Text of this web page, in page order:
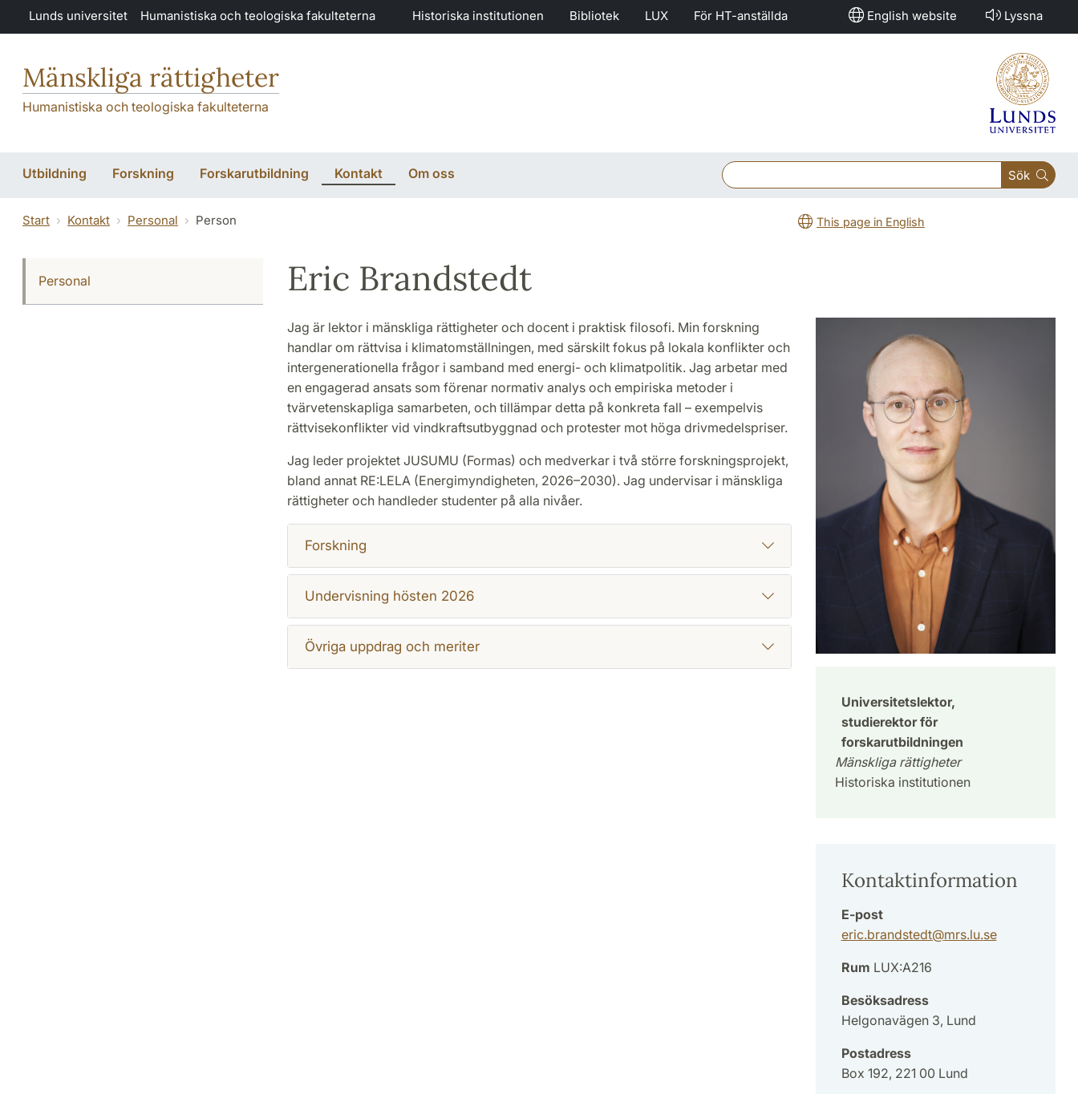
Hoppa till huvudinnehåll
Lunds universitet Humanistiska och teologiska fakulteterna Historiska institutionen Bibliotek LUX För HT-anställda English website Lyssna
Mänskliga rättigheter
Humanistiska och teologiska fakulteterna
Utbildning Forskning Forskarutbildning Kontakt Om oss Sök
Start Kontakt Personal Person This page in English
Personal Eric Brandstedt
Jag är lektor i mänskliga rättigheter och docent i praktisk filosofi. Min forskning
handlar om rättvisa i klimatomställningen, med särskilt fokus på lokala konflikter och
intergenerationella frågor i samband med energi- och klimatpolitik. Jag arbetar med
en engagerad ansats som förenar normativ analys och empiriska metoder i
tvärvetenskapliga samarbeten, och tillämpar detta på konkreta fall – exempelvis
rättvisekonflikter vid vindkraftsutbyggnad och protester mot höga drivmedelspriser.
Jag leder projektet JUSUMU (Formas) och medverkar i två större forskningsprojekt,
bland annat RE:LELA (Energimyndigheten, 2026–2030). Jag undervisar i mänskliga
rättigheter och handleder studenter på alla nivåer.
Forskning
Undervisning hösten 2026
Övriga uppdrag och meriter
Universitetslektor,
studierektor för
forskarutbildningen
Mänskliga rättigheter
Historiska institutionen
Kontaktinformation
E-post
eric.brandstedt@mrs.lu.se
Rum LUX:A216
Besöksadress
Helgonavägen 3, Lund
Postadress
Box 192, 221 00 Lund